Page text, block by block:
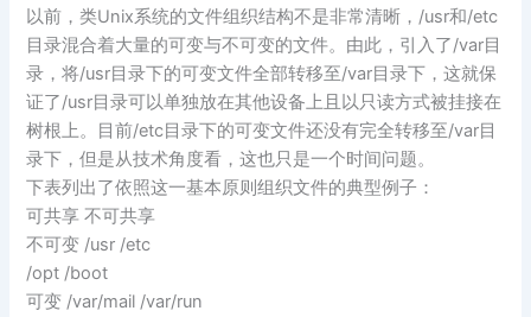
以前，类Unix系统的文件组织结构不是非常清晰，/usr和/etc
目录混合着大量的可变与不可变的文件。由此，引入了/var目
录，将/usr目录下的可变文件全部转移至/var目录下，这就保
证了/usr目录可以单独放在其他设备上且以只读方式被挂接在
树根上。目前/etc目录下的可变文件还没有完全转移至/var目
录下，但是从技术角度看，这也只是一个时间问题。
下表列出了依照这一基本原则组织文件的典型例子：
可共享 不可共享
不可变 /usr /etc
/opt /boot
可变 /var/mail /var/run